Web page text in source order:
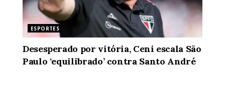
ESPORTES
Desesperado por vitória, Ceni escala São
Paulo ‘equilibrado’ contra Santo André